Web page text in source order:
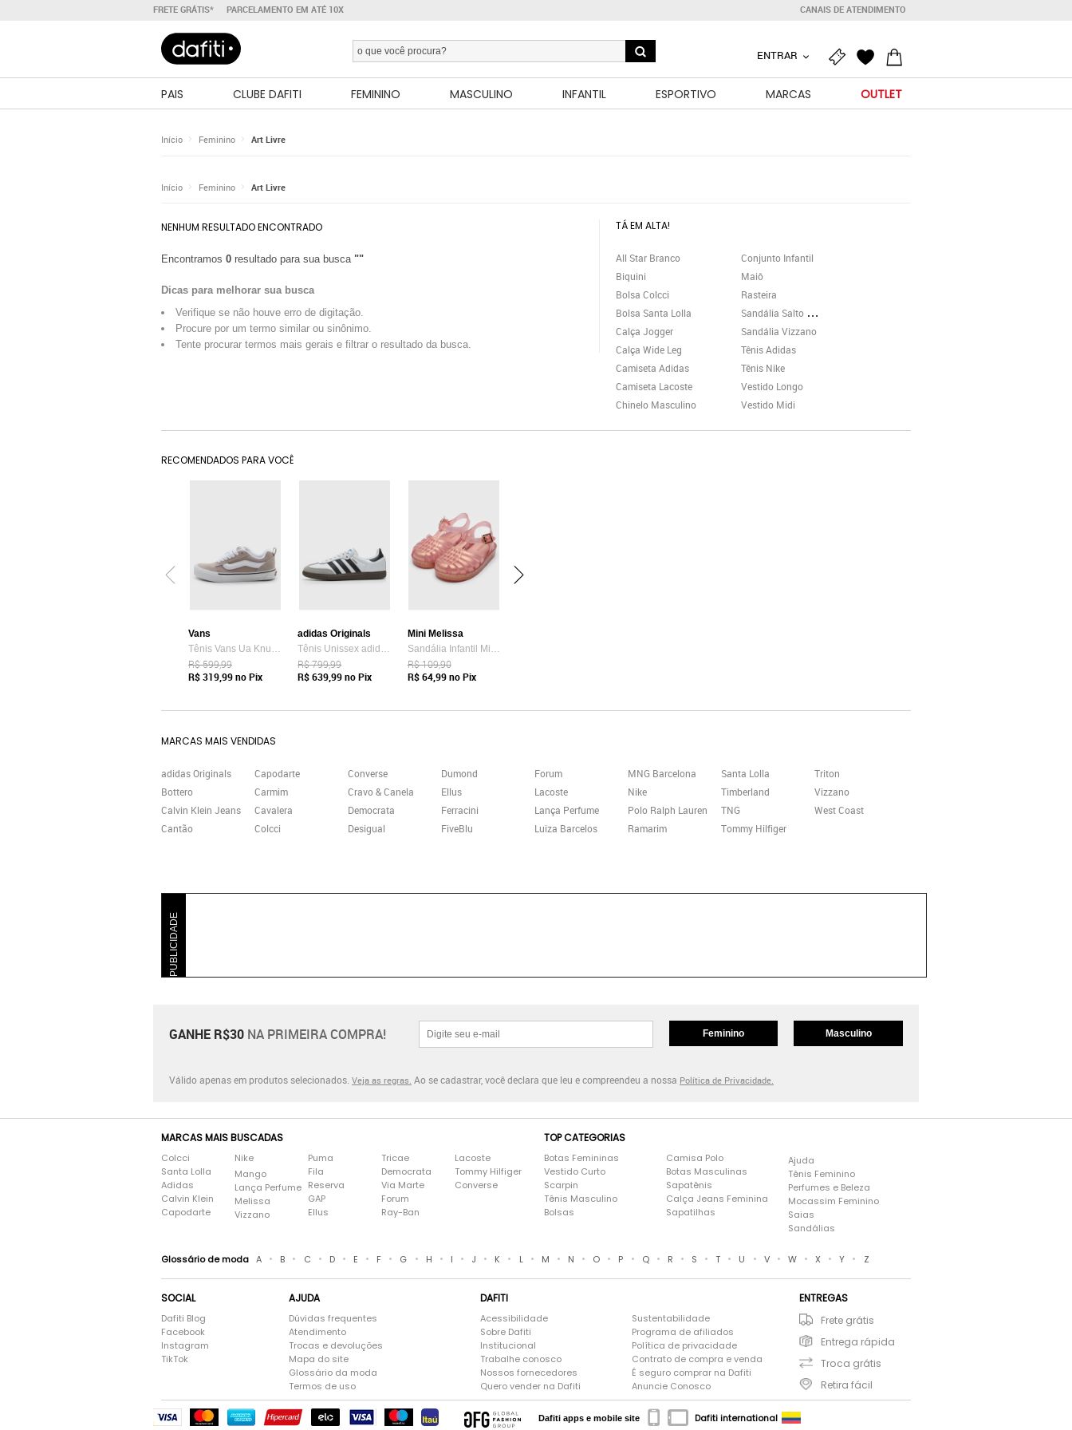
FRETE GRÁTIS* PARCELAMENTO EM ATÉ 10X CANAIS DE ATENDIMENTO
ENTRAR
PAIS CLUBE DAFITI FEMININO MASCULINO INFANTIL ESPORTIVO MARCAS OUTLET
Início Feminino Art Livre
Início Feminino Art Livre
NENHUM RESULTADO ENCONTRADO
Encontramos 0 resultado para sua busca ""
Dicas para melhorar sua busca
Verifique se não houve erro de digitação.
Procure por um termo similar ou sinônimo.
Tente procurar termos mais gerais e filtrar o resultado da busca.
TÁ EM ALTA!
All Star Branco
Biquini
Bolsa Colcci
Bolsa Santa Lolla
Calça Jogger
Calça Wide Leg
Camiseta Adidas
Camiseta Lacoste
Chinelo Masculino
Conjunto Infantil
Maiô
Rasteira
Sandália Salto Grosso
Sandália Vizzano
Tênis Adidas
Tênis Nike
Vestido Longo
Vestido Midi
RECOMENDADOS PARA VOCÊ
Vans
Tênis Vans Ua Knu Skool Bege
R$ 599,99
R$ 319,99no Pix
adidas Originals
Tênis Unissex adidas Originals Samba OG Branco
R$ 799,99
R$ 639,99no Pix
Mini Melissa
Sandália Infantil Mini Melissa Possession Shiny B Rosê
R$ 109,90
R$ 64,99no Pix
MARCAS MAIS VENDIDAS
adidas Originals
Bottero
Calvin Klein Jeans
Cantão
Capodarte
Carmim
Cavalera
Colcci
Converse
Cravo & Canela
Democrata
Desigual
Dumond
Ellus
Ferracini
FiveBlu
Forum
Lacoste
Lança Perfume
Luiza Barcelos
MNG Barcelona
Nike
Polo Ralph Lauren
Ramarim
Santa Lolla
Timberland
TNG
Tommy Hilfiger
Triton
Vizzano
West Coast
PUBLICIDADE
GANHE R$30 NA PRIMEIRA COMPRA! Feminino Masculino
Válido apenas em produtos selecionados. Veja as regras. Ao se cadastrar, você declara que leu e compreendeu a nossa Política de Privacidade.
MARCAS MAIS BUSCADAS
Colcci
Santa Lolla
Adidas
Calvin Klein
Capodarte
Nike
Mango
Lança Perfume
Melissa
Vizzano
Puma
Fila
Reserva
GAP
Ellus
Tricae
Democrata
Via Marte
Forum
Ray-Ban
Lacoste
Tommy Hilfiger
Converse
TOP CATEGORIAS
Botas Femininas
Vestido Curto
Scarpin
Tênis Masculino
Bolsas
Camisa Polo
Botas Masculinas
Sapatênis
Calça Jeans Feminina
Sapatilhas
Ajuda
Tênis Feminino
Perfumes e Beleza
Mocassim Feminino
Saias
Sandálias
Glossário de moda A • B • C • D • E • F • G • H • I • J • K • L • M • N • O • P • Q • R • S • T • U • V • W • X • Y • Z
SOCIAL
Dafiti Blog
Facebook
Instagram
TikTok
AJUDA
Dúvidas frequentes
Atendimento
Trocas e devoluções
Mapa do site
Glossário da moda
Termos de uso
DAFITI
Acessibilidade
Sobre Dafiti
Institucional
Trabalhe conosco
Nossos fornecedores
Quero vender na Dafiti
Sustentabilidade
Programa de afiliados
Política de privacidade
Contrato de compra e venda
É seguro comprar na Dafiti
Anuncie Conosco
ENTREGAS
Frete grátis
Entrega rápida
Troca grátis
Retira fácil
Dafiti apps e mobile site Dafiti international